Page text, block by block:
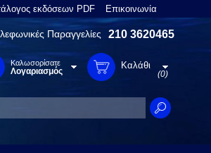
εκδόσεων PDF Επικοινωνία
Παραγγελίες 210 3620465
Καλωσορίσατε
Λογαριασμός
Καλάθι
(0)